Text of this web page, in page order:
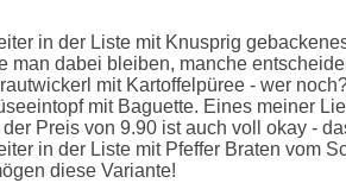
in der Liste mit Knusprig
dabei bleiben, manche
mit Kartoffelpüree - wer
mit Baguette. Eines meiner
Preis von 9.90 ist auch voll okay -
in der Liste mit Pfeffer Braten vom
diese Variante!